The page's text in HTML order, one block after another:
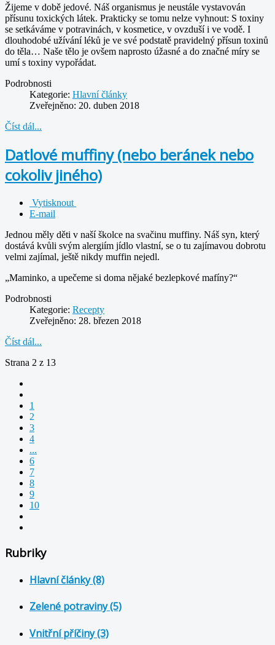
Žijeme v době jedové. Náš organismus je neustále vystavován
přísunu toxických látek. Prakticky se tomu nelze vyhnout: S toxiny
se setkáváme v potravinách, v kosmetice, v ovzduší i ve vodě. I
dlouhodobé užívání léků je ve své podstatě pravidelný přísun toxinů
do těla… Naše tělo je ovšem naprosto úžasné a do značné míry se
umí s toxiny vypořádat.
Podrobnosti
Kategorie: Hlavní články
Zveřejněno: 20. duben 2018
Číst dál...
Datlové muffiny (nebo beránek nebo
cokoliv jiného)
Vytisknout
E-mail
Jednou měly děti v naší školce na svačinu muffiny. Náš syn, který
dostává kvůli svým alergiím jídlo vlastní, se o tu zajímavou dobrotu
velmi zajímal, ještě nikdy muffin nejedl.
„Maminko, a upečeme si doma nějaké bezlepkové mafíny?“
Podrobnosti
Kategorie: Recepty
Zveřejněno: 28. březen 2018
Číst dál...
Strana 2 z 13
1
2
3
4
...
6
7
8
9
10
Rubriky
Hlavní články (8)
Zelené potraviny (5)
Vnitřní příčiny (3)